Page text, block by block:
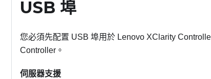
USB 埠
您必須先配置 USB 埠用於 Lenovo XClarity
Controller 。
伺服器支援